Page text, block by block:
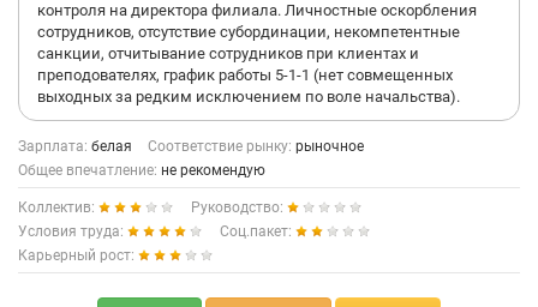
контроля на директора филиала. Личностные оскорбления
сотрудников, отсутствие субординации, некомпетентные
санкции, отчитывание сотрудников при клиентах и
преподователях, график работы 5-1-1 (нет совмещенных
выходных за редким исключением по воле начальства).
Зарплата: белая Соответствие рынку: рыночное
Общее впечатление: не рекомендую
Коллектив:
Руководство:
Условия труда:
Соц.пакет:
Карьерный рост: